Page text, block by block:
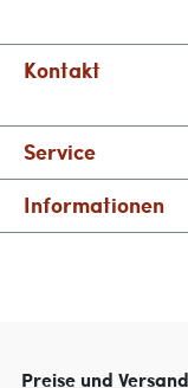
Kontakt
Service
Informationen
Preise und Versand